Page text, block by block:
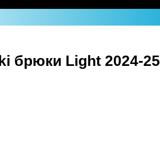
брюки Light 2024-25